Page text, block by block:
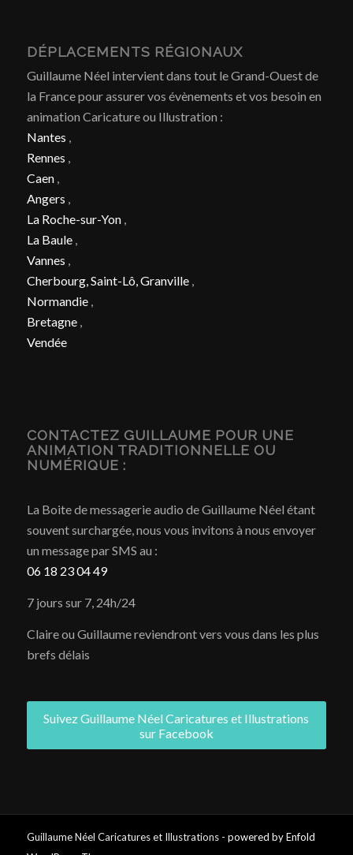
DÉPLACEMENTS RÉGIONAUX
Guillaume Néel intervient dans tout le Grand-Ouest de
la France pour assurer vos évènements et vos besoin en
animation Caricature ou Illustration :
Nantes ,
Rennes ,
Caen,
Angers ,
La Roche-sur-Yon,
La Baule,
Vannes ,
Cherbourg, Saint-Lô, Granville,
Normandie,
Bretagne,
Vendée
CONTACTEZ GUILLAUME POUR UNE
ANIMATION TRADITIONNELLE OU
NUMÉRIQUE :
La Boite de messagerie audio de Guillaume Néel étant
souvent surchargée, nous vous invitons à nous envoyer
un message par SMS au :
06 18 23 04 49
7 jours sur 7, 24h/24
Claire ou Guillaume reviendront vers vous dans les plus
brefs délais
Suivez Guillaume Néel Caricatures et Illustrations
sur Facebook
Guillaume Néel Caricatures et Illustrations - powered by Enfold